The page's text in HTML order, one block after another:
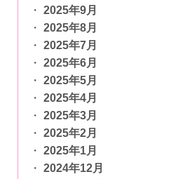
2025年9月
2025年8月
2025年7月
2025年6月
2025年5月
2025年4月
2025年3月
2025年2月
2025年1月
2024年12月